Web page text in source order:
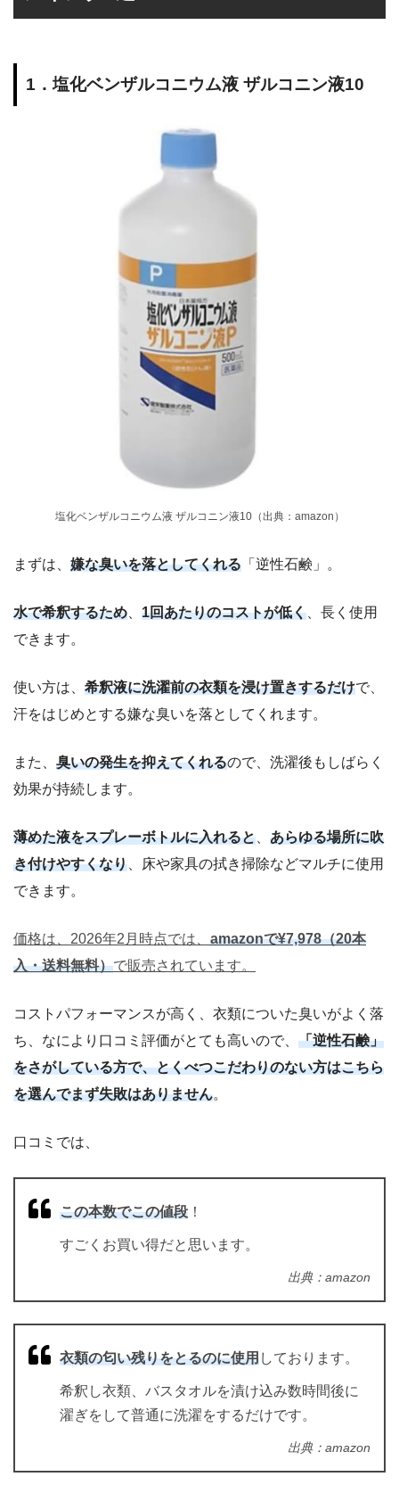
1．塩化ベンザルコニウム液 ザルコニン液10
塩化ベンザルコニウム液 ザルコニン液10（出典：amazon）
まずは、 嫌な臭いを落としてくれる 「逆性石鹸」。
水で希釈するため 1回あたりのコストが低く 、長く使用
できます。
使い方は、 希釈液に洗濯前の衣類を浸け置きするだけで、
汗をはじめとする嫌な臭いを落としてくれます。
また、 臭いの発生を抑えてくれるので、洗濯後もしばらく
効果が持続します。
薄めた液をスプレーボトルに入れると
あらゆる場所に吹
き付けやすくなり 、床や家具の拭き掃除などマルチに使用
できます。
価格は、2026年2月時点では、 amazonで¥7,978（20本
入・送料無料）で販売されています。
コストパフォーマンスが高く、衣類についた臭いがよく落
ち、なにより口コミ評価がとても高いので、 「逆性石鹸」
をさがしている方で、とくべつこだわりのない方はこちら
を選んでまず失敗はありません。
口コミでは、
この本数でこの値段 ！
すごくお買い得だと思います。
出典：amazon
衣類の匂い残りをとるのに使用しております。
希釈し衣類、バスタオルを漬け込み数時間後に
濯ぎをして普通に洗濯をするだけです。
出典：amazon